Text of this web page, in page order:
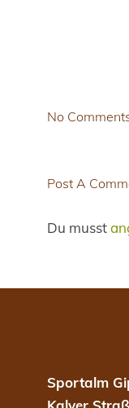
No
Post A
Du musst
Sportalm